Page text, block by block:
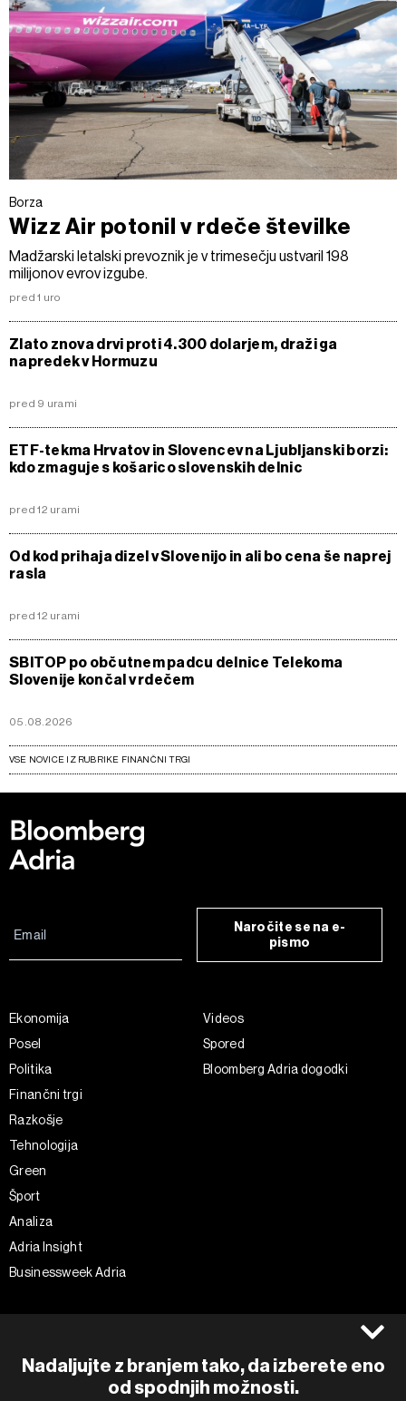
Borza
Wizz Air potonil v rdeče številke
Madžarski letalski prevoznik je v trimesečju ustvaril 198
milijonov evrov izgube.
pred 1 uro
Zlato znova drvi proti 4.300 dolarjem, draži ga
napredek v Hormuzu
pred 9 urami
ETF-tekma Hrvatov in Slovencev na Ljubljanski borzi:
kdo zmaguje s košarico slovenskih delnic
pred 12 urami
Od kod prihaja dizel v Slovenijo in ali bo cena še naprej
rasla
pred 12 urami
SBITOP po občutnem padcu delnice Telekoma
Slovenije končal v rdečem
05.08.2026
VSE NOVICE IZ RUBRIKE FINANČNI TRGI
Nadaljujte z branjem tako, da izberete eno
od spodnjih možnosti.
Naročite se na e-
pismo
Ekonomija
Posel
Politika
Finančni trgi
Razkošje
Tehnologija
Green
Šport
Analiza
Adria Insight
Businessweek Adria
Videos
Spored
Bloomberg Adria dogodki
Piškotki
Instagram